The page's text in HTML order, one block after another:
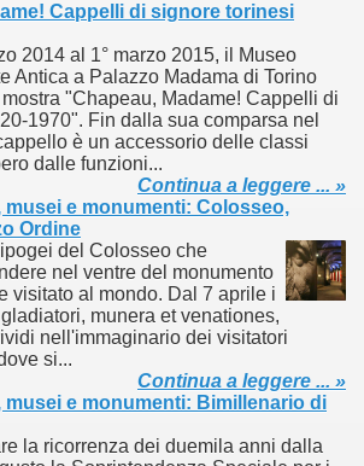
Cappelli di signore torinesi
2014 al 1° marzo 2015, il Museo
Antica a Palazzo Madama di Torino
"Chapeau, Madame! Cappelli di
1970". Fin dalla sua comparsa nel
è un accessorio delle classi
dalle funzioni...
Continua a leggere ... »
musei e monumenti: Colosseo,
Ordine
del Colosseo che
nel ventre del monumento
visitato al mondo. Dal 7 aprile i
munera et venationes,
nell'immaginario dei visitatori
si...
Continua a leggere ... »
musei e monumenti: Bimillenario di
la ricorrenza dei duemila anni dalla